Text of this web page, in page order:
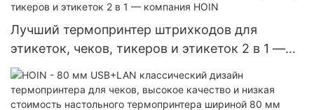
этикеток и штрихкодов
Лучший термопринтер штрихкодов для
этикеток, чеков, тикеров и этикеток 2 в 1 —
компания HOIN